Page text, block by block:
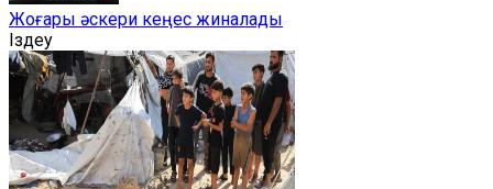
Жоғары әскери кеңес жиналады
Іздеу